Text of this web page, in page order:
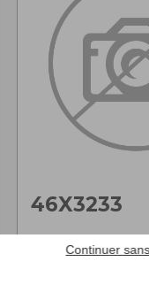
Continuer
46X3233
Repère sur la vue